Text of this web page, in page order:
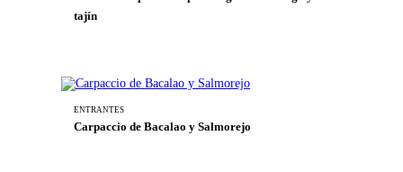
tajín
ENTRANTES
Carpaccio de Bacalao y Salmorejo